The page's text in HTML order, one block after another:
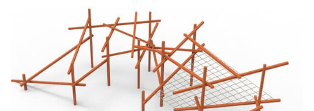
SPOR ALANLARI
REFERANSLAR